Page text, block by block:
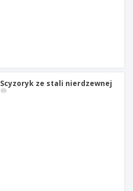
Scyzoryk ze stali nierdzewnej